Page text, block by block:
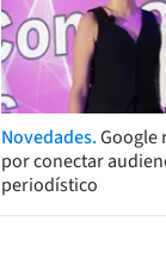
Novedades.Google
por conectar
periodístico